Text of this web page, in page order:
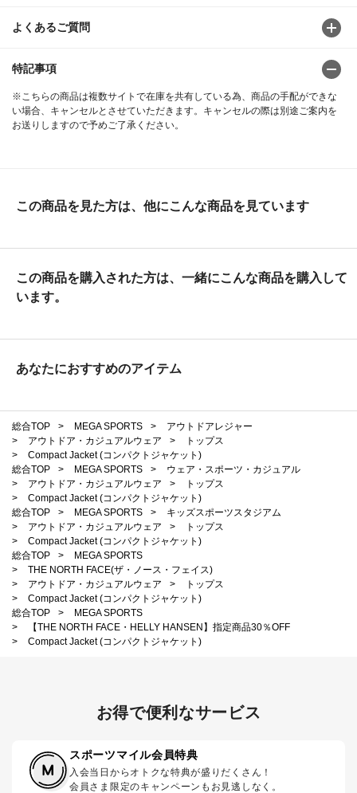
よくあるご質問
特記事項
※こちらの商品は複数サイトで在庫を共有している為、商品の手配ができな
い場合、キャンセルとさせていただきます。キャンセルの際は別途ご案内を
お送りしますので予めご了承ください。
この商品を見た方は、他にこんな商品を見ています
この商品を購入された方は、一緒にこんな商品を購入して
います。
あなたにおすすめのアイテム
総合TOP > MEGA SPORTS >
アウトドアレジャー
>
アウトドア・カジュアルウェア >
トップス
>
Compact Jacket (コンパクトジャケット)
総合TOP
> MEGA SPORTS >
ウェア・スポーツ・カジュアル
>
アウトドア・カジュアルウェア >
トップス
>
Compact Jacket (コンパクトジャケット)
総合TOP
> MEGA SPORTS >
キッズスポーツスタジアム
>
アウトドア・カジュアルウェア >
トップス
>
Compact Jacket (コンパクトジャケット)
総合TOP
>
MEGA SPORTS
>
THE NORTH FACE(ザ・ノース・フェイス)
>
アウトドア・カジュアルウェア >
トップス
>
Compact Jacket (コンパクトジャケット)
総合TOP
>
MEGA SPORTS
>
【THE NORTH FACE・HELLY HANSEN】指定商品30％OFF
>
Compact Jacket (コンパクトジャケット)
お得で便利なサービス
スポーツマイル会員特典
入会当日からオトクな特典が盛りだくさん！
会員さま限定のキャンペーンもお見逃しなく。